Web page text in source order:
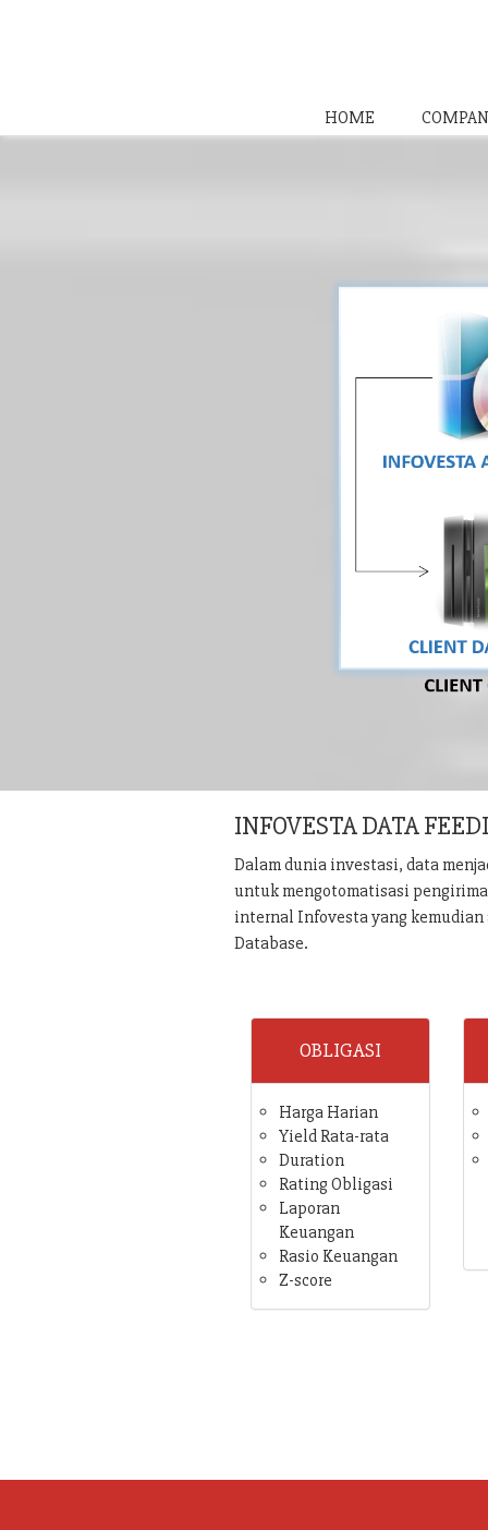
HOME
INFOVESTA DATA
Dalam dunia investasi, data
untuk mengotomatisasi
internal Infovesta yang
Database.
OBLIGASI
Harga Harian
Yield Rata-rata
Duration
Rating Obligasi
Laporan
Keuangan
Rasio Keuangan
Z-score